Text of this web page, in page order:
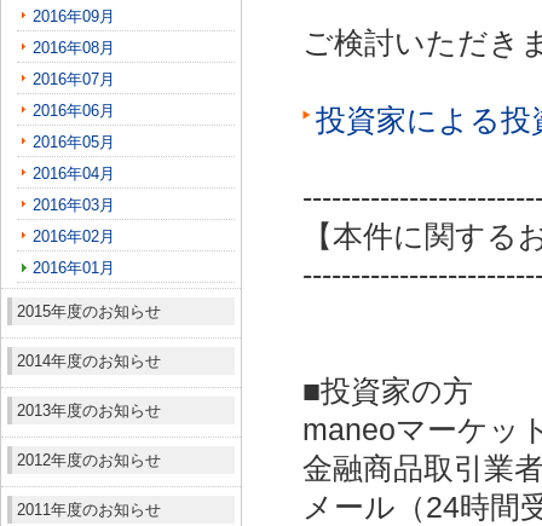
2016年09月
2016年08月
2016年07月
2016年06月
2016年05月
2016年04月
2016年03月
2016年02月
2016年01月
2015年度のお知らせ
2014年度のお知らせ
2013年度のお知らせ
2012年度のお知らせ
2011年度のお知らせ
ご検討いただき
投資家による
【本件に関する
■投資家の方
maneoマーケッ
金融商品取引業
メール（24時間